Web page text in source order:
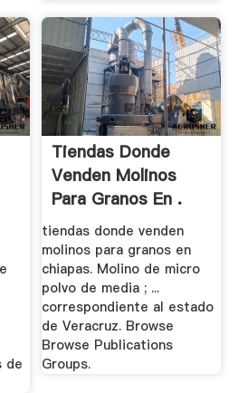
de
Tiendas Donde
Venden Molinos
Para Granos En .
tiendas donde venden
molinos para granos en
chiapas. Molino de micro
polvo de media ; ...
correspondiente al estado
de Veracruz. Browse
Browse Publications
Groups.